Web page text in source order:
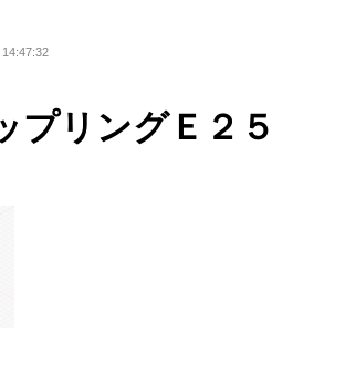
プリングＥ２５